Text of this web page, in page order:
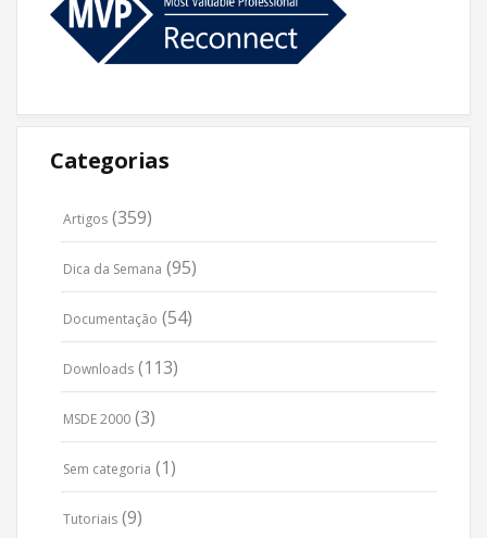
Categorias
Artigos (359)
Dica da Semana (95)
Documentação (54)
Downloads (113)
MSDE 2000 (3)
Sem categoria (1)
Tutoriais (9)